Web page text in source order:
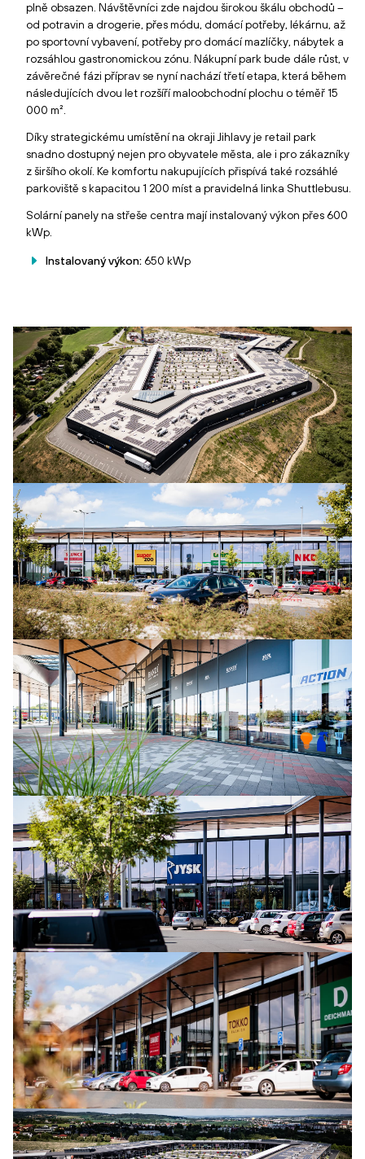
plně obsazen. Návštěvníci zde najdou širokou škálu obchodů –
od potravin a drogerie, přes módu, domácí potřeby, lékárnu, až
po sportovní vybavení, potřeby pro domácí mazlíčky, nábytek a
rozsáhlou gastronomickou zónu. Nákupní park bude dále růst, v
závěrečné fázi příprav se nyní nachází třetí etapa, která během
následujících dvou let rozšíří maloobchodní plochu o téměř 15
000 m².
Díky strategickému umístění na okraji Jihlavy je retail park
snadno dostupný nejen pro obyvatele města, ale i pro zákazníky
z širšího okolí. Ke komfortu nakupujících přispívá také rozsáhlé
parkoviště s kapacitou 1 200 míst a pravidelná linka Shuttlebusu.
Solární panely na střeše centra mají instalovaný výkon přes 600
kWp.
Instalovaný výkon: 650 kWp